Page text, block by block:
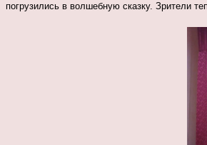
погрузились в волшебную сказку. Зрители